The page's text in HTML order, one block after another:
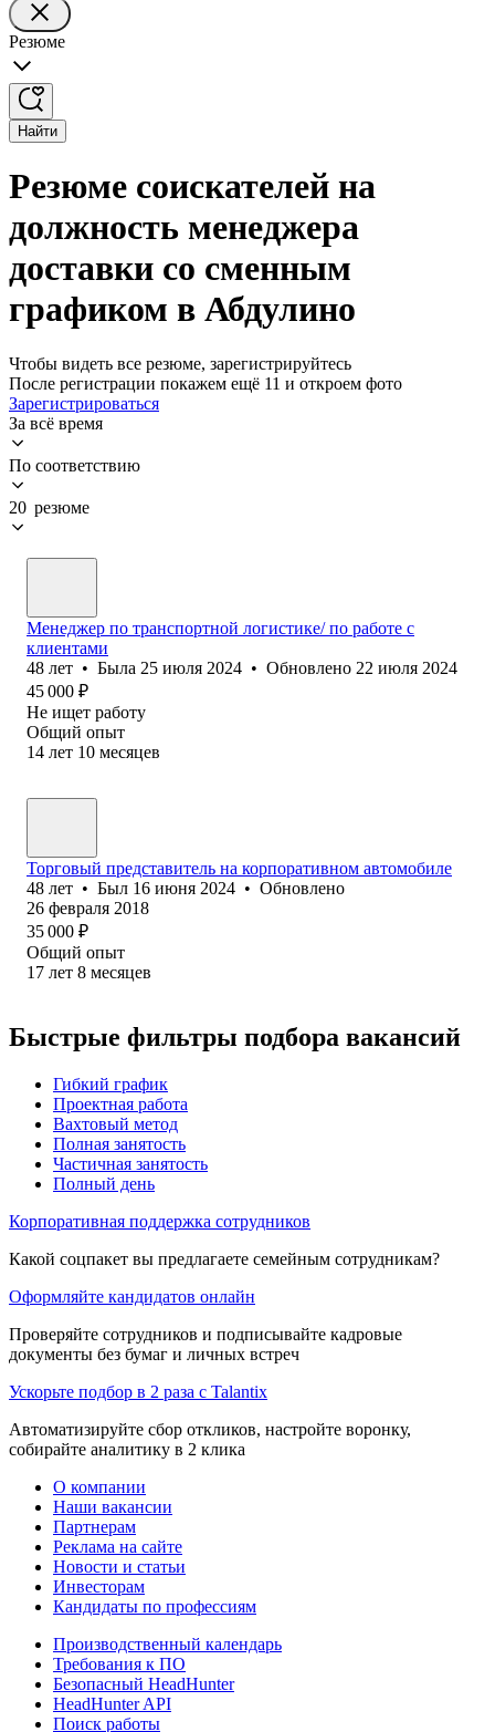
Резюме
Найти
Резюме соискателей на
должность менеджера
доставки со сменным
графиком в Абдулино
Чтобы видеть все резюме, зарегистрируйтесь
После регистрации покажем ещё 11 и откроем фото
Зарегистрироваться
За всё время
По соответствию
20 резюме
Менеджер по транспортной логистике/ по работе с
клиентами
48 лет • Была 25 июля 2024 • Обновлено 22 июля 2024
45 000 ₽
Не ищет работу
Общий опыт
14 лет 10 месяцев
Торговый представитель на корпоративном автомобиле
48 лет • Был 16 июня 2024 • Обновлено
26 февраля 2018
35 000 ₽
Общий опыт
17 лет 8 месяцев
Быстрые фильтры подбора вакансий
Гибкий график
Проектная работа
Вахтовый метод
Полная занятость
Частичная занятость
Полный день
Корпоративная поддержка сотрудников
Какой соцпакет вы предлагаете семейным сотрудникам?
Оформляйте кандидатов онлайн
Проверяйте сотрудников и подписывайте кадровые
документы без бумаг и личных встреч
Ускорьте подбор в 2 раза с Talantix
Автоматизируйте сбор откликов, настройте воронку,
собирайте аналитику в 2 клика
О компании
Наши вакансии
Партнерам
Реклама на сайте
Новости и статьи
Инвесторам
Кандидаты по профессиям
Производственный календарь
Требования к ПО
Безопасный HeadHunter
HeadHunter API
Поиск работы